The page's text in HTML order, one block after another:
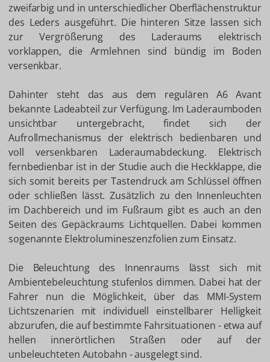
zweifarbig und in unterschiedlicher Oberflächenstruktur
des Leders ausgeführt. Die hinteren Sitze lassen sich
zur Vergrößerung des Laderaums elektrisch
vorklappen, die Armlehnen sind bündig im Boden
versenkbar.
Dahinter steht das aus dem regulären A6 Avant
bekannte Ladeabteil zur Verfügung. Im Laderaumboden
unsichtbar untergebracht, findet sich der
Aufrollmechanismus der elektrisch bedienbaren und
voll versenkbaren Laderaumabdeckung. Elektrisch
fernbedienbar ist in der Studie auch die Heckklappe, die
sich somit bereits per Tastendruck am Schlüssel öffnen
oder schließen lässt. Zusätzlich zu den Innenleuchten
im Dachbereich und im Fußraum gibt es auch an den
Seiten des Gepäckraums Lichtquellen. Dabei kommen
sogenannte Elektrolumineszenzfolien zum Einsatz.
Die Beleuchtung des Innenraums lässt sich mit
Ambientebeleuchtung stufenlos dimmen. Dabei hat der
Fahrer nun die Möglichkeit, über das MMI-System
Lichtszenarien mit individuell einstellbarer Helligkeit
abzurufen, die auf bestimmte Fahrsituationen - etwa auf
hellen innerörtlichen Straßen oder auf der
unbeleuchteten Autobahn - ausgelegt sind.